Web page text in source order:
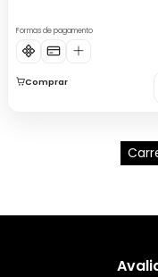
Formas de pagamento
Comprar